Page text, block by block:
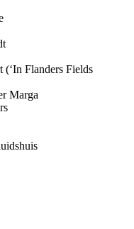
(‘In Flanders Fields
Marga